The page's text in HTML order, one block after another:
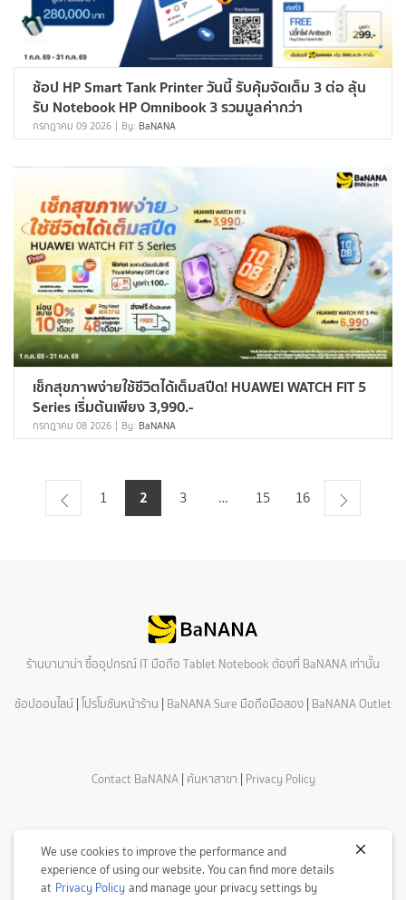
ช้อป HP Smart Tank Printer วันนี้ รับคุ้มจัดเต็ม 3 ต่อ ลุ้น
รับ Notebook HP Omnibook 3 รวมมูลค่ากว่า
กรกฎาคม 09 2026 By: BaNANA
เช็กสุขภาพง่ายใช้ชีวิตได้เต็มสปีด! HUAWEI WATCH FIT 5
Series เริ่มต้นเพียง 3,990.-
กรกฎาคม 08 2026 By: BaNANA
1 2 3 … 15 16
ร้านบานาน่า ซื้ออุปกรณ์ IT มือถือ Tablet Notebook ต้องที่ BaNANA เท่านั้น
ช้อปออนไลน์ โปรโมชันหน้าร้าน BaNANA Sure มือถือมือสอง BaNANA Outlet
Contact BaNANA| ค้นหาสาขา | Privacy Policy
We use cookies to improve the performance and
experience of using our website. You can find more details
at Privacy Policy and manage your privacy settings by